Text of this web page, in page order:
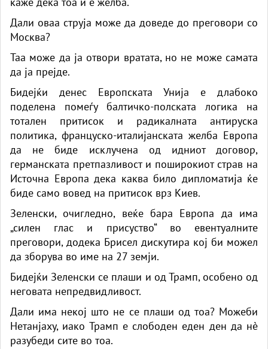
Дали оваа струја може да доведе до преговори со
Москва?
Таа може да ја отвори вратата, но не може самата
да ја прејде.
Бидејќи денес Европската Унија е длабоко
поделена помеѓу балтичко-полската логика на
тотален притисок и радикалната антируска
политика, француско-италијанската желба Европа
да не биде исклучена од идниот договор,
германската претпазливост и поширокиот страв на
Источна Европа дека каква било дипломатија ќе
биде само вовед на притисок врз Киев.
Зеленски, очигледно, веќе бара Европа да има
„силен глас и присуство“ во евентуалните
преговори, додека Брисел дискутира кој би можел
да зборува во име на 27 земји.
Бидејќи Зеленски се плаши и од Трамп, особено од
неговата непредвидливост.
Дали има некој што не се плаши од тоа? Можеби
Нетанјаху, иако Трамп е слободен еден ден да нè
разубеди сите во тоа.